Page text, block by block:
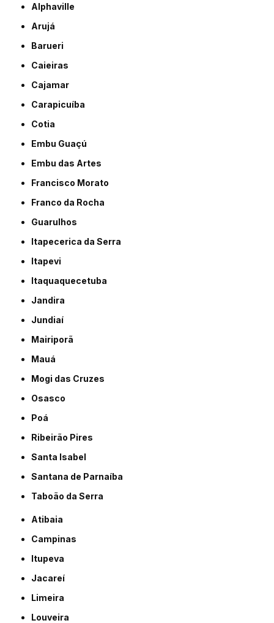
Alphaville
Arujá
Barueri
Caieiras
Cajamar
Carapicuíba
Cotia
Embu Guaçú
Embu das Artes
Francisco Morato
Franco da Rocha
Guarulhos
Itapecerica da Serra
Itapevi
Itaquaquecetuba
Jandira
Jundiaí
Mairiporã
Mauá
Mogi das Cruzes
Osasco
Poá
Ribeirão Pires
Santa Isabel
Santana de Parnaíba
Taboão da Serra
Atibaia
Campinas
Itupeva
Jacareí
Limeira
Louveira